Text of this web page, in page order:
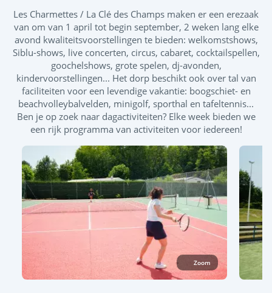
Verwarmd binnenzwembad
Verwarmd binnenzwembad
Buiten- en binnenzwembad
Rodel- en glijbanen
Splashzone - Kinderspelletjes
Buitenzwembad
Spa (€)
Les Charmettes / La Clé des Champs maken er een erezaak
van om van 1 april tot begin september, 2 weken lang elke
avond kwaliteitsvoorstellingen te bieden: welkomstshows,
Siblu-shows, live concerten, circus, cabaret, cocktailspellen,
goochelshows, grote spelen, dj-avonden,
kindervoorstellingen... Het dorp beschikt ook over tal van
faciliteiten voor een levendige vakantie: boogschiet- en
beachvolleybalvelden, minigolf, sporthal en tafeltennis...
Ben je op zoek naar dagactiviteiten? Elke week bieden we
een rijk programma van activiteiten voor iedereen!
Zoom